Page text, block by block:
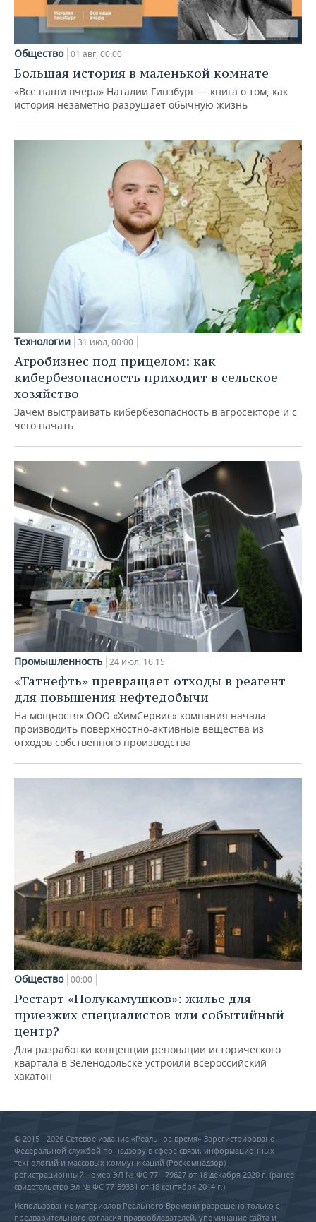
Общество 01 авг, 00:00
Большая история в маленькой комнате
«Все наши вчера» Наталии Гинзбург — книга о том, как
история незаметно разрушает обычную жизнь
Технологии 31 июл, 00:00
Агробизнес под прицелом: как
кибербезопасность приходит в сельское
хозяйство
Зачем выстраивать кибербезопасность в агросекторе и с
чего начать
Промышленность 24 июл, 16:15
«Татнефть» превращает отходы в реагент
для повышения нефтедобычи
На мощностях ООО «ХимСервис» компания начала
производить поверхностно-активные вещества из
отходов собственного производства
Общество 00:00
Рестарт «Полукамушков»: жилье для
приезжих специалистов или событийный
центр?
Для разработки концепции реновации исторического
квартала в Зеленодольске устроили всероссийский
хакатон
© 2015 - 2026 Сетевое издание «Реальное время» Зарегистрировано
Федеральной службой по надзору в сфере связи, информационных
технологий и массовых коммуникаций (Роскомнадзор) –
регистрационный номер ЭЛ № ФС 77 - 79627 от 18 декабря 2020 г. (ранее
свидетельство Эл № ФС 77-59331 от 18 сентября 2014 г.)
Использование материалов Реального Времени разрешено только с
предварительного согласия правообладателей, упоминание сайта и